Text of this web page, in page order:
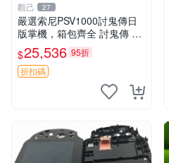
觀己 27
嚴選索尼PSV1000討鬼傳日
版掌機，箱包齊全 討鬼傳 PS
V1000 索尼掌機 PSV1000 討
鬼傳 日版 討鬼傳 限定版 PSV
1000
$25,536 95折
折扣碼